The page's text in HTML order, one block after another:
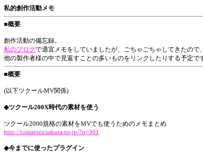
私的創作活動メモ
■概要
創作活動の備忘録。
私のブログで適宜メモをしていましたが、ごちゃごちゃしてきたので
他の製作者様の中で見返すことの多いものをリンクしたりする予定で
■概要
(以下ツクールMV関係)
◆ツクール200X時代の素材を使う
ツクール2000規格の素材をMVでも使うためのメモまとめ
http://tomatoes.sakura.ne.jp/?p=361
◆今までに使ったプラグイン